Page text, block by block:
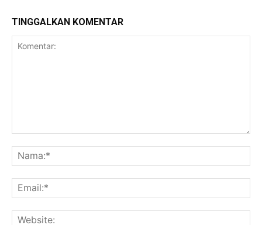
TINGGALKAN KOMENTAR